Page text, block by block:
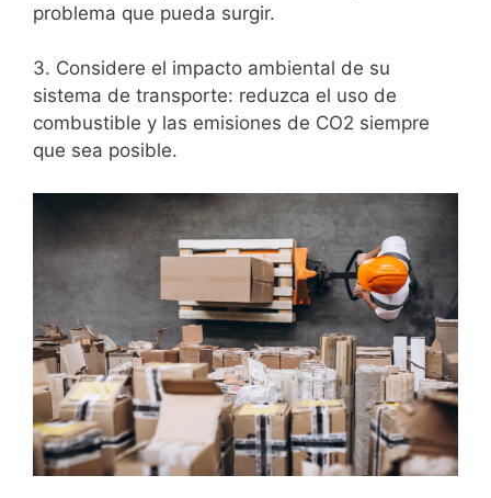
problema que pueda surgir.
3. Considere el impacto ambiental de su
sistema de transporte: reduzca el uso de
combustible y las emisiones de CO2 siempre
que sea posible.